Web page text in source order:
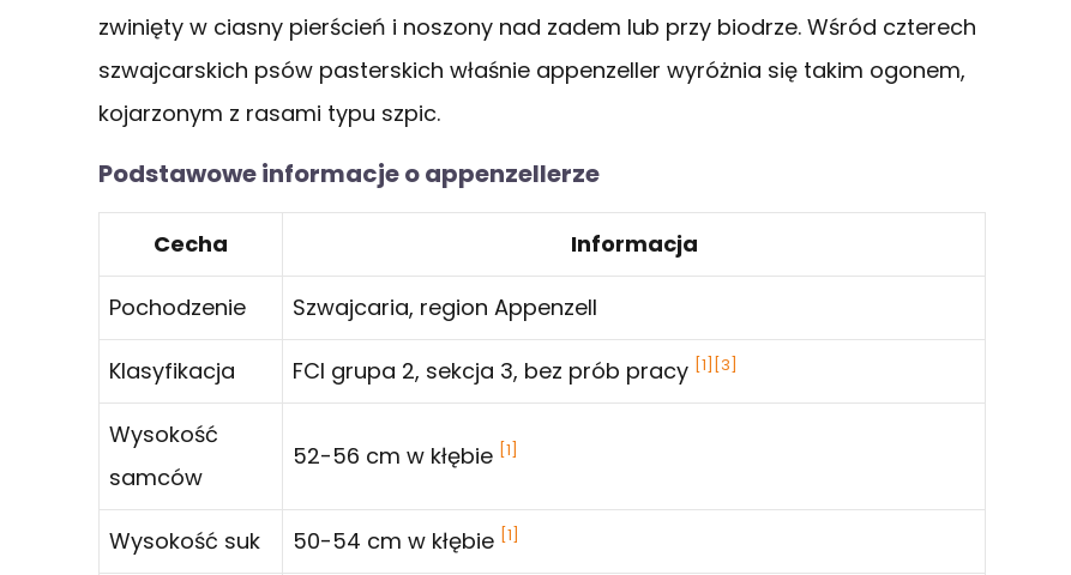
zwinięty w ciasny pierścień i noszony nad zadem lub przy biodrze. Wśród czterech
szwajcarskich psów pasterskich właśnie appenzeller wyróżnia się takim ogonem,
kojarzonym z rasami typu szpic.
Podstawowe informacje o appenzellerze
Cecha Informacja
Pochodzenie Szwajcaria, region Appenzell
Klasyfikacja FCI grupa 2, sekcja 3, bez prób pracy [1] [3]
Wysokość
samców
52-56 cm w kłębie [1]
Wysokość suk 50-54 cm w kłębie [1]